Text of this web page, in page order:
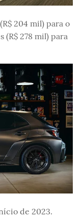
204 mil) para o
(R$ 278 mil) para
de 2023.